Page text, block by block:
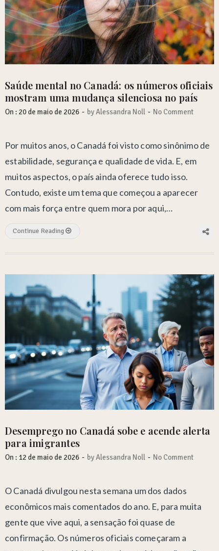
Saúde mental no Canadá: os números oficiais
mostram uma mudança silenciosa no país
On : 20 de maio de 2026 - byAlessandra Noll - No Comment
Por muitos anos, o Canadá foi visto como sinônimo de
estabilidade, segurança e qualidade de vida. E, em
muitos aspectos, o país ainda oferece tudo isso.
Contudo, existe um tema que começou a aparecer
com mais força entre quem mora por aqui,…
Continue Reading
Desemprego no Canadá sobe e acende alerta
para imigrantes
On : 12 de maio de 2026 - byAlessandra Noll - No Comment
O Canadá divulgou nesta semana um dos dados
econômicos mais comentados do ano. E, para muita
gente que vive aqui, a sensação foi quase de
confirmação. Os números oficiais começaram a